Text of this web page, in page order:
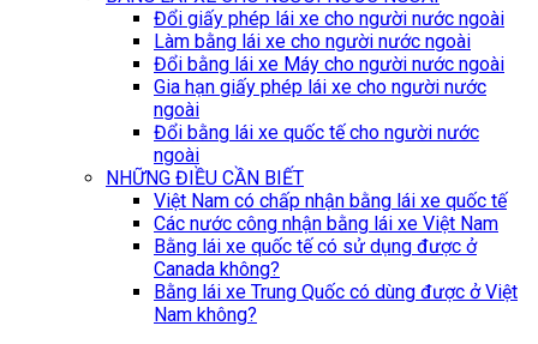
Đổi giấy phép lái xe cho người nước ngoài
Làm bằng lái xe cho người nước ngoài
Đổi bằng lái xe Máy cho người nước ngoài
Gia hạn giấy phép lái xe cho người nước
ngoài
Đổi bằng lái xe quốc tế cho người nước
ngoài
NHỮNG ĐIỀU CẦN BIẾT
Việt Nam có chấp nhận bằng lái xe quốc tế
Các nước công nhận bằng lái xe Việt Nam
Bằng lái xe quốc tế có sử dụng được ở
Canada không?
Bằng lái xe Trung Quốc có dùng được ở Việt
Nam không?